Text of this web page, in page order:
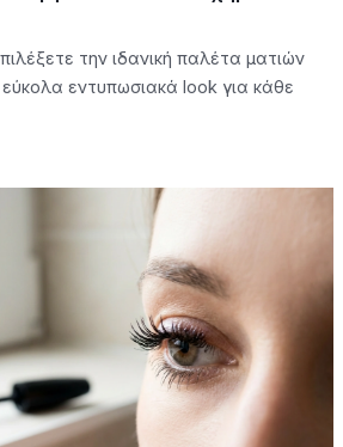
την ιδανική παλέτα ματιών
εντυπωσιακά look για κάθε